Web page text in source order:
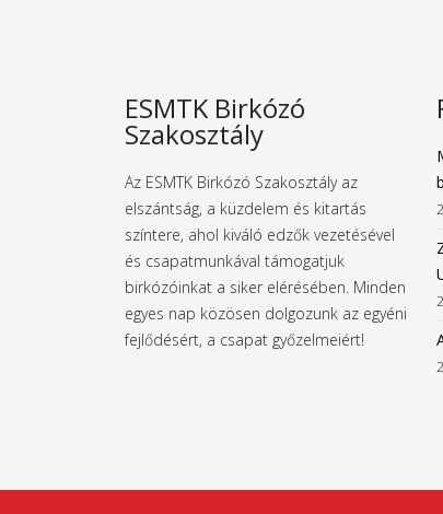
ESMTK Birkózó
Szakosztály
Az ESMTK Birkózó Szakosztály az
elszántság, a küzdelem és kitartás
színtere, ahol kiváló edzők vezetésével
és csapatmunkával támogatjuk
birkózóinkat a siker elérésében. Minden
egyes nap közösen dolgozunk az egyéni
fejlődésért, a csapat győzelmeiért!